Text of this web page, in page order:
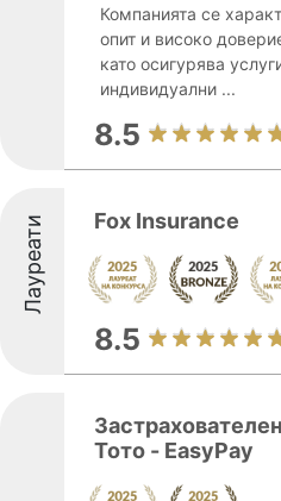
Компанията се
опит и високо
като осигурява
индивидуални ...
8.5
Лауреати Fox Insurance
8.5
Тото - EasyPay